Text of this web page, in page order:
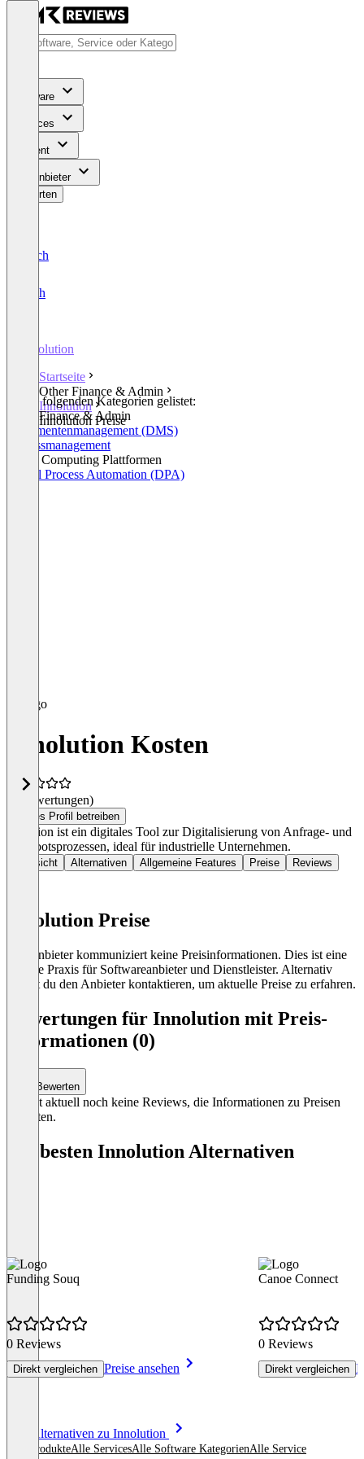
Software
Services
Content
Für Anbieter
Bewerten
Deutsch
English
Innolution
Startseite
Other Finance & Admin
Innolution
Innolution Preise
In den folgenden Kategorien gelistet:
Other Finance & Admin
Dokumentenmanagement (DMS)
Prozessmanagement
Cloud Computing Plattformen
Digital Process Automation (DPA)
Innolution Kosten
(0 Bewertungen)
Dieses Profil betreiben
Prolution ist ein digitales Tool zur Digitalisierung von Anfrage- und
Angebotsprozessen, ideal für industrielle Unternehmen.
Übersicht Alternativen Allgemeine Features Preise Reviews
Innolution Preise
Der Anbieter kommuniziert keine Preisinformationen. Dies ist eine
übliche Praxis für Softwareanbieter und Dienstleister. Alternativ
kannst du den Anbieter kontaktieren, um aktuelle Preise zu erfahren.
Bewertungen für Innolution mit Preis-
Informationen (0)
Bewerten
Es gibt aktuell noch keine Reviews, die Informationen zu Preisen
enthalten.
Die besten Innolution Alternativen
Funding Souq
0 Reviews
Direkt vergleichen Preise ansehen
Canoe Connect
0 Reviews
Direkt vergleichen
Alle Alternativen zu Innolution
Alle ProdukteAlle ServicesAlle Software KategorienAlle Service